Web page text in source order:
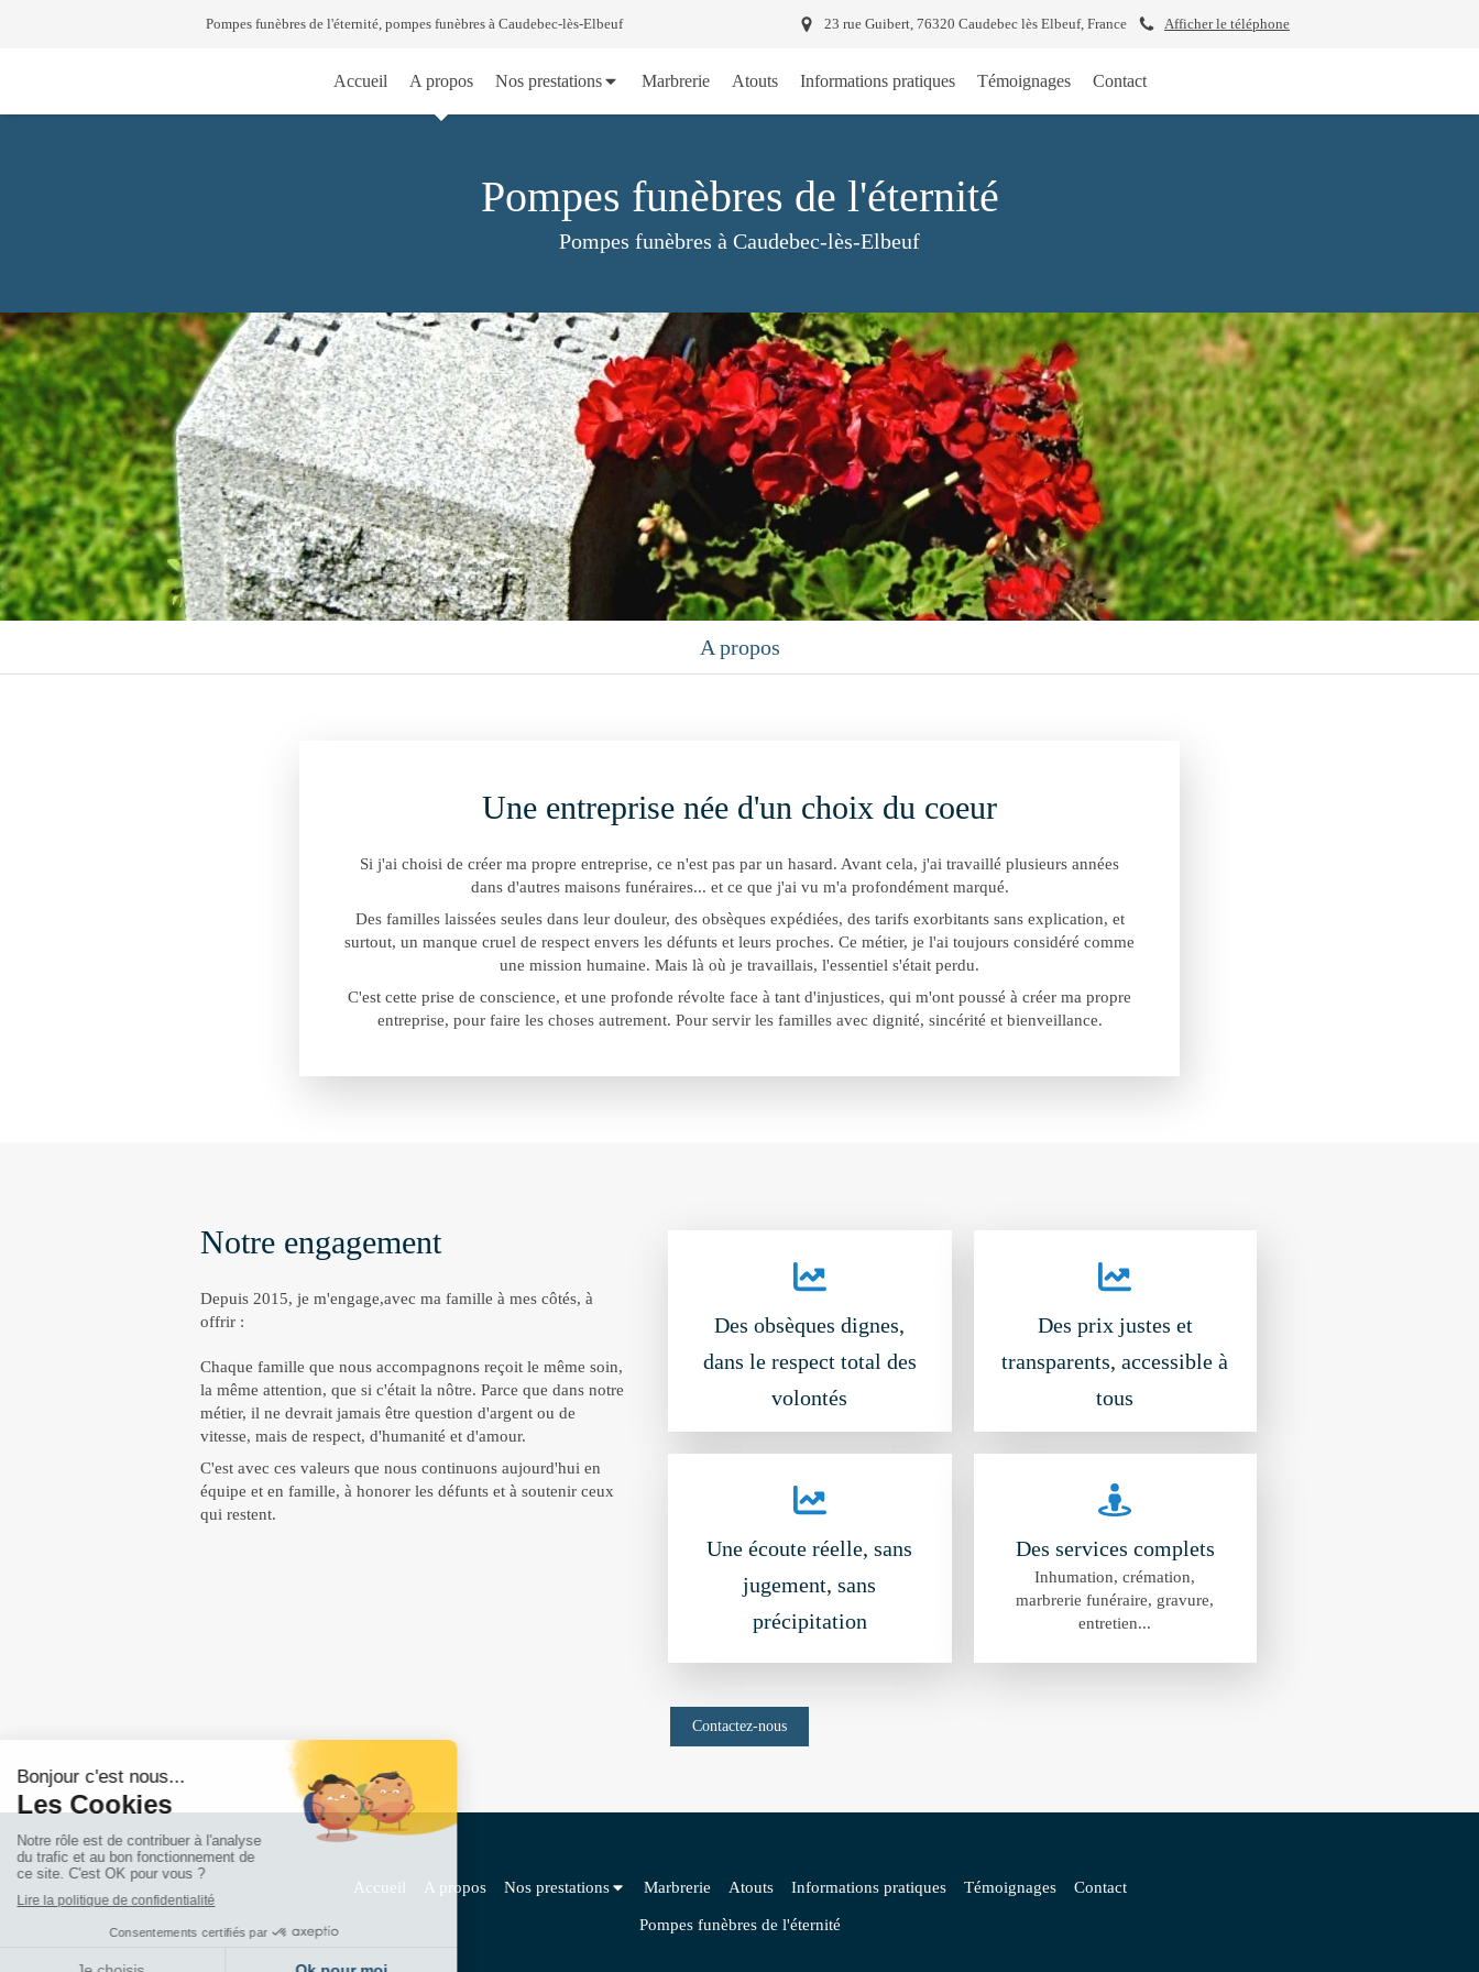
Pompes funèbres de l'éternité, pompes funèbres à Caudebec-lès-Elbeuf Afficher le téléphone
23 rue Guibert, 76320 Caudebec lès Elbeuf, France
Accueil A propos Nos prestations Marbrerie Atouts Informations pratiques Témoignages Contact
Pompes funèbres de l'éternité
Pompes funèbres à Caudebec-lès-Elbeuf
A propos
Une entreprise née d'un choix du coeur
Si j'ai choisi de créer ma propre entreprise, ce n'est pas par un hasard. Avant cela, j'ai travaillé plusieurs années
dans d'autres maisons funéraires... et ce que j'ai vu m'a profondément marqué.
Des familles laissées seules dans leur douleur, des obsèques expédiées, des tarifs exorbitants sans explication, et
surtout, un manque cruel de respect envers les défunts et leurs proches. Ce métier, je l'ai toujours considéré comme
une mission humaine. Mais là où je travaillais, l'essentiel s'était perdu.
C'est cette prise de conscience, et une profonde révolte face à tant d'injustices, qui m'ont poussé à créer ma propre
entreprise, pour faire les choses autrement. Pour servir les familles avec dignité, sincérité et bienveillance.
Notre engagement
Depuis 2015, je m'engage,avec ma famille à mes côtés, à
offrir :
Chaque famille que nous accompagnons reçoit le même soin,
la même attention, que si c'était la nôtre. Parce que dans notre
métier, il ne devrait jamais être question d'argent ou de
vitesse, mais de respect, d'humanité et d'amour.
C'est avec ces valeurs que nous continuons aujourd'hui en
équipe et en famille, à honorer les défunts et à soutenir ceux
qui restent.
Des obsèques dignes,
dans le respect total des
volontés
Des prix justes et
transparents, accessible à
tous
Une écoute réelle, sans
jugement, sans
précipitation
Des services complets
Inhumation, crémation,
marbrerie funéraire, gravure,
entretien...
Contactez-nous
Accueil A propos Nos prestations Marbrerie Atouts Informations pratiques Témoignages Contact
Pompes funèbres de l'éternité